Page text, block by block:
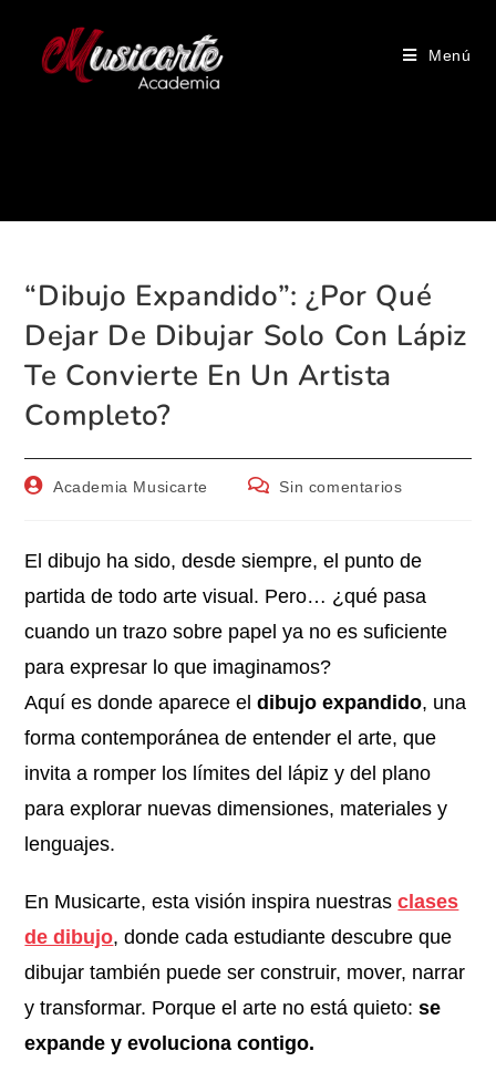
Menú
“Dibujo Expandido”: ¿Por Qué
Dejar De Dibujar Solo Con Lápiz
Te Convierte En Un Artista
Completo?
Academia Musicarte Sin comentarios
El dibujo ha sido, desde siempre, el punto de
partida de todo arte visual. Pero… ¿qué pasa
cuando un trazo sobre papel ya no es suficiente
para expresar lo que imaginamos?
Aquí es donde aparece eldibujo expandido, una
forma contemporánea de entender el arte, que
invita a romper los límites del lápiz y del plano
para explorar nuevas dimensiones, materiales y
lenguajes.
En Musicarte, esta visión inspira nuestrasclases
de dibujo, donde cada estudiante descubre que
dibujar también puede ser construir, mover, narrar
y transformar. Porque el arte no está quieto:se
expande y evoluciona contigo.